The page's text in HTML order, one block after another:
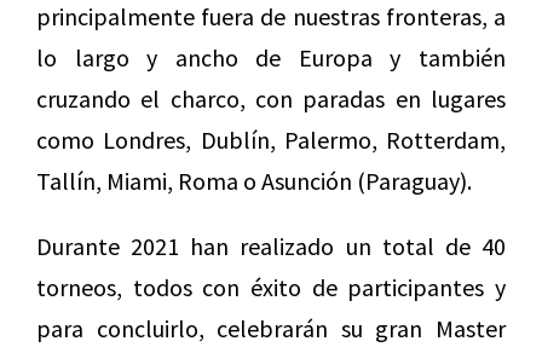
principalmente fuera de nuestras fronteras, a
lo largo y ancho de Europa y también
cruzando el charco, con paradas en lugares
como Londres, Dublín, Palermo, Rotterdam,
Tallín, Miami, Roma o Asunción (Paraguay).
Durante 2021 han realizado un total de 40
torneos, todos con éxito de participantes y
para concluirlo, celebrarán su gran Master